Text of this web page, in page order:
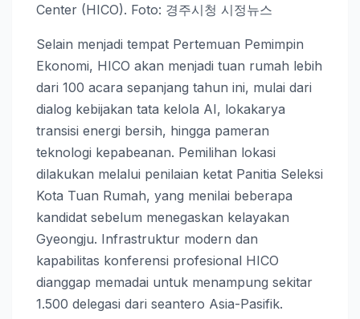
Center (HICO). Foto: 경주시청 시정뉴스
Selain menjadi tempat Pertemuan Pemimpin
Ekonomi, HICO akan menjadi tuan rumah lebih
dari 100 acara sepanjang tahun ini, mulai dari
dialog kebijakan tata kelola AI, lokakarya
transisi energi bersih, hingga pameran
teknologi kepabeanan. Pemilihan lokasi
dilakukan melalui penilaian ketat Panitia Seleksi
Kota Tuan Rumah, yang menilai beberapa
kandidat sebelum menegaskan kelayakan
Gyeongju. Infrastruktur modern dan
kapabilitas konferensi profesional HICO
dianggap memadai untuk menampung sekitar
1.500 delegasi dari seantero Asia-Pasifik.